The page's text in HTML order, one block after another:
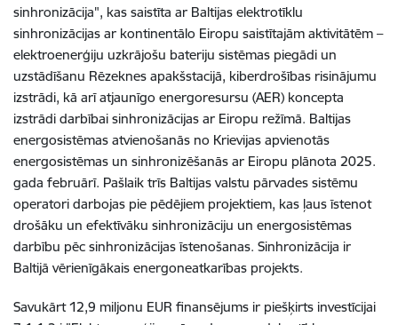
sinhronizācija", kas saistīta ar Baltijas elektrotīklu
sinhronizācijas ar kontinentālo Eiropu saistītajām aktivitātēm –
elektroenerģiju uzkrājošu bateriju sistēmas piegādi un
uzstādīšanu Rēzeknes apakšstacijā, kiberdrošības risinājumu
izstrādi, kā arī atjaunīgo energoresursu (AER) koncepta
izstrādi darbībai sinhronizācijas ar Eiropu režīmā. Baltijas
energosistēmas atvienošanās no Krievijas apvienotās
energosistēmas un sinhronizēšanās ar Eiropu plānota 2025.
gada februārī. Pašlaik trīs Baltijas valstu pārvades sistēmu
operatori darbojas pie pēdējiem projektiem, kas ļaus īstenot
drošāku un efektīvāku sinhronizāciju un energosistēmas
darbību pēc sinhronizācijas īstenošanas. Sinhronizācija ir
Baltijā vērienīgākais energoneatkarības projekts.
Savukārt12,9 miljonu EUR finansējums ir piešķirts investīcijai